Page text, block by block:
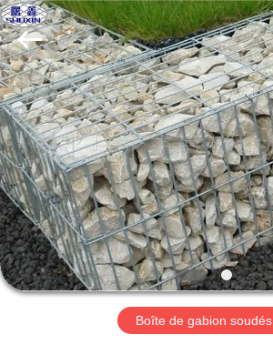
À
LA
MAISON
PRODUITS
À
PROPOS
KN
Wire
Mesh
Co.,
Ltd..
All
Rights
Reserved.
Boîte de gabion soudés